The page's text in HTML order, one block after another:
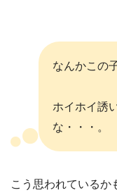
なんかこの
ホイホイ誘
な・・・。
こう思われているか